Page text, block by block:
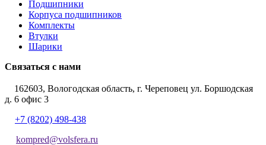
Подшипники
Корпуса подшипников
Комплекты
Втулки
Шарики
Связаться с нами
162603, Вологодская область, г. Череповец ул. Боршодская
д. 6 офис 3
+7 (8202) 498-438
kompred@volsfera.ru